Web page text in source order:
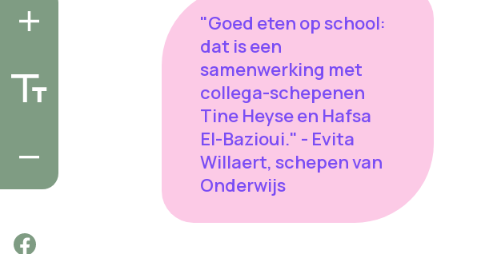
"Goed eten op school:
dat is een
samenwerking met
collega-schepenen
Tine Heyse en Hafsa
El-Bazioui." - Evita
Willaert, schepen van
Onderwijs